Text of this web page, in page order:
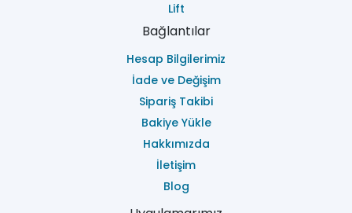
Lift
Bağlantılar
Hesap Bilgilerimiz
İade ve Değişim
Sipariş Takibi
Bakiye Yükle
Hakkımızda
İletişim
Blog